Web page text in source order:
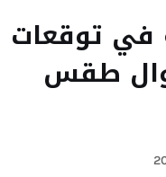
في توقعات
طقس